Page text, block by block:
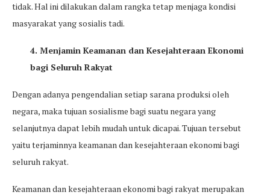
tidak. Hal ini dilakukan dalam rangka tetap menjaga kondisi
masyarakat yang sosialis tadi.
4. Menjamin Keamanan dan Kesejahteraan Ekonomi
bagi Seluruh Rakyat
Dengan adanya pengendalian setiap sarana produksi oleh
negara, maka tujuan sosialisme bagi suatu negara yang
selanjutnya dapat lebih mudah untuk dicapai. Tujuan tersebut
yaitu terjaminnya keamanan dan kesejahteraan ekonomi bagi
seluruh rakyat.
Keamanan dan kesejahteraan ekonomi bagi rakyat merupakan